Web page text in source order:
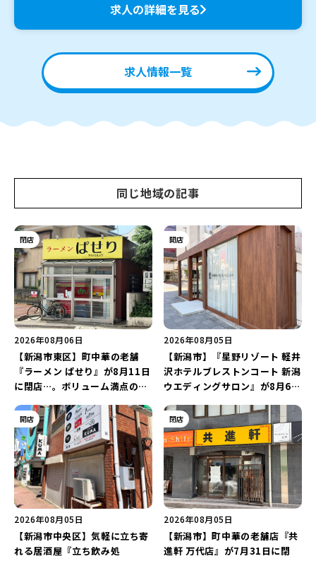
求人の詳細を見る
求人情報一覧
同じ地域の記事
閉店
2026年08月06日
【新潟市東区】町中華の老舗
『ラーメン ぱせり』が8月11日
に閉店…。ボリューム満点の名
開店
2026年08月05日
【新潟市】『星野リゾート 軽井
沢ホテルブレストンコート 新潟
ウエディングサロン』が8月6日
グを万代で相談しよう♪
開店
2026年08月05日
【新潟市中央区】気軽に立ち寄
れる居酒屋『立ち飲み処
閉店
2026年08月05日
【新潟市】町中華の老舗店『共
進軒 万代店』が7月31日に閉